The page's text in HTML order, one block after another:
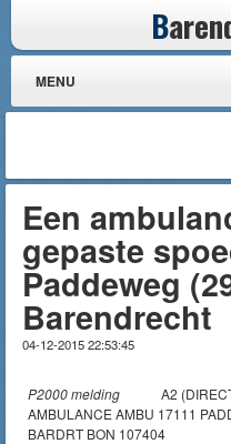
B
MENU
Een
gepaste
Paddeweg
Barendrecht
04-12-2015 22:53:45
P2000 melding
A2
AMBULANCE AMBU 17111
BARDRT BON 107404